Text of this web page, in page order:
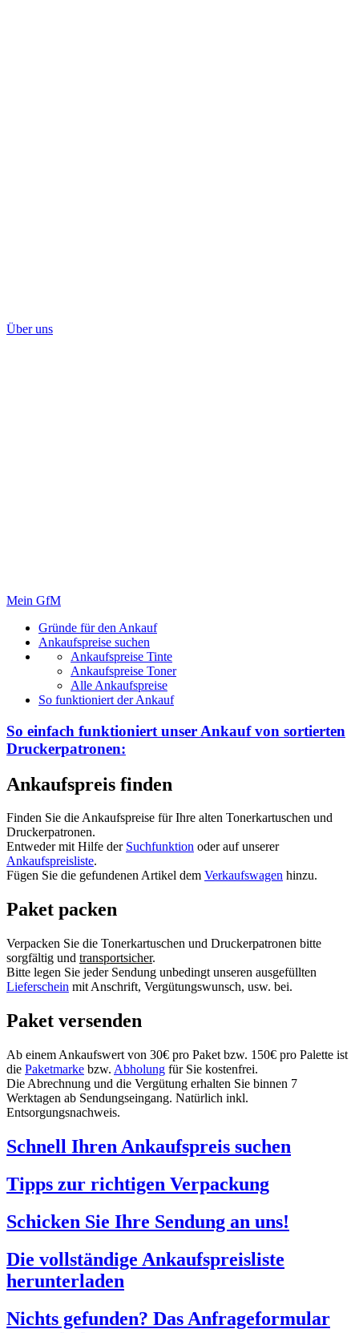
Über uns
Mein GfM
Gründe für den Ankauf
Ankaufspreise suchen
Ankaufspreise Tinte
Ankaufspreise Toner
Alle Ankaufspreise
So funktioniert der Ankauf
So einfach funktioniert unser Ankauf von sortierten
Druckerpatronen:
Ankaufspreis finden
Finden Sie die Ankaufspreise für Ihre alten Tonerkartuschen und
Druckerpatronen.
Entweder mit Hilfe der Suchfunktion oder auf unserer
Ankaufspreisliste.
Fügen Sie die gefundenen Artikel dem Verkaufswagen hinzu.
Paket packen
Verpacken Sie die Tonerkartuschen und Druckerpatronen bitte
sorgfältig und transportsicher.
Bitte legen Sie jeder Sendung unbedingt unseren ausgefüllten
Lieferschein mit Anschrift, Vergütungswunsch, usw. bei.
Paket versenden
Ab einem Ankaufswert von 30€ pro Paket bzw. 150€ pro Palette ist
die Paketmarke bzw. Abholung für Sie kostenfrei.
Die Abrechnung und die Vergütung erhalten Sie binnen 7
Werktagen ab Sendungseingang. Natürlich inkl.
Entsorgungsnachweis.
Schnell Ihren Ankaufspreis suchen
Tipps zur richtigen Verpackung
Schicken Sie Ihre Sendung an uns!
Die vollständige Ankaufspreisliste
herunterladen
Nichts gefunden? Das Anfrageformular